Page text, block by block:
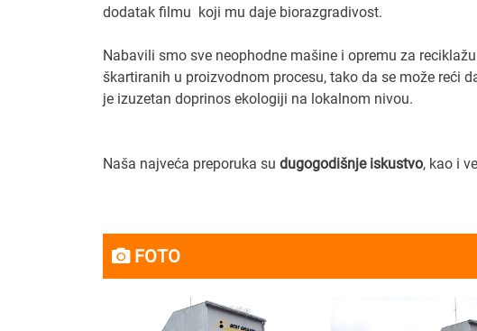
dodatak filmu koji mu daje biorazgradivost.
Nabavili smo sve neophodne mašine i opremu za
škartiranih u proizvodnom procesu, tako da se može reći
je izuzetan doprinos ekologiji na lokalnom nivou.
Naša najveća preporuka su dugogodišnje iskustvo, kao i
FOTO